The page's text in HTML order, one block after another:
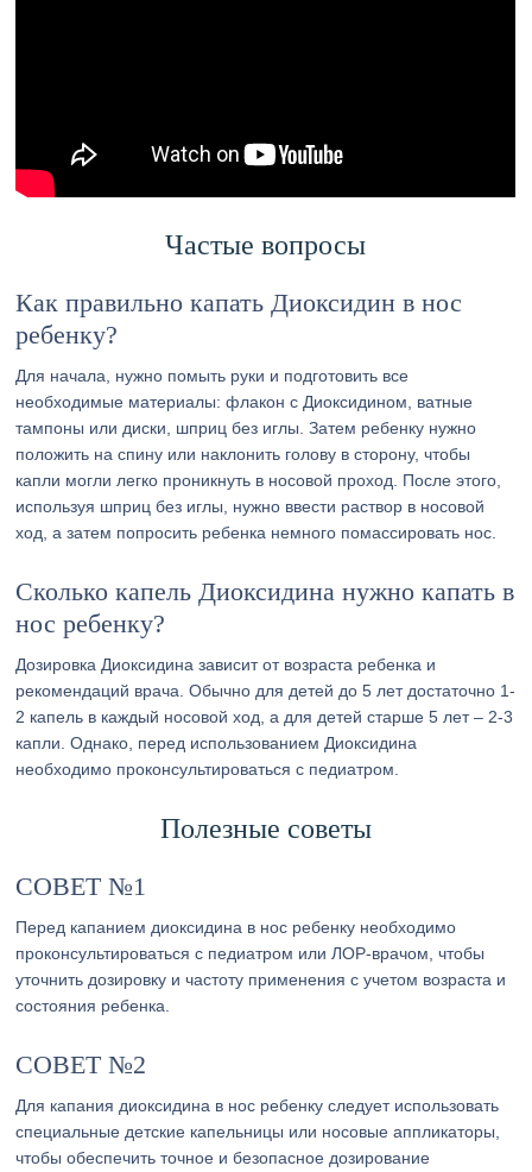
Частые вопросы
Как правильно капать Диоксидин в нос
ребенку?
Для начала, нужно помыть руки и подготовить все
необходимые материалы: флакон с Диоксидином, ватные
тампоны или диски, шприц без иглы. Затем ребенку нужно
положить на спину или наклонить голову в сторону, чтобы
капли могли легко проникнуть в носовой проход. После этого,
используя шприц без иглы, нужно ввести раствор в носовой
ход, а затем попросить ребенка немного помассировать нос.
Сколько капель Диоксидина нужно капать в
нос ребенку?
Дозировка Диоксидина зависит от возраста ребенка и
рекомендаций врача. Обычно для детей до 5 лет достаточно 1-
2 капель в каждый носовой ход, а для детей старше 5 лет – 2-3
капли. Однако, перед использованием Диоксидина
необходимо проконсультироваться с педиатром.
Полезные советы
СОВЕТ №1
Перед капанием диоксидина в нос ребенку необходимо
проконсультироваться с педиатром или ЛОР-врачом, чтобы
уточнить дозировку и частоту применения с учетом возраста и
состояния ребенка.
СОВЕТ №2
Для капания диоксидина в нос ребенку следует использовать
специальные детские капельницы или носовые аппликаторы,
чтобы обеспечить точное и безопасное дозирование